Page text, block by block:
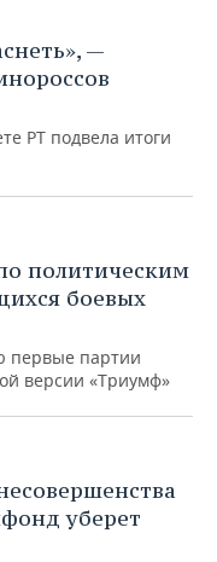
—
РТ подвела итоги
политическим
боевых
первые партии
версии «Триумф»
уберет